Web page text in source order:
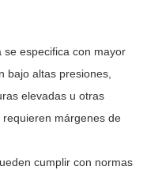
especifica con mayor
bajo altas presiones,
elevadas u otras
márgenes de
cumplir con normas